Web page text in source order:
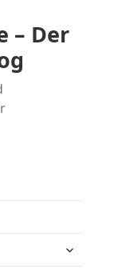
– Der
untermenü